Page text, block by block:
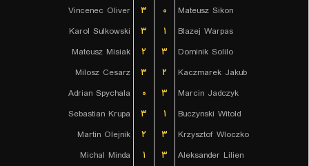
Vincenec Oliver
۳ ۰
Mateusz Sikon
Karol Sulkowski
۳ ۱
Blazej Warpas
Mateusz Misiak
۲ ۳
Dominik Solilo
Milosz Cesarz
۳ ۲
Kaczmarek Jakub
Adrian Spychala
۰ ۳
Marcin Jadczyk
Sebastian Krupa
۳ ۱
Buczynski Witold
Martin Olejnik
۲ ۳
Krzysztof Wloczko
Michal Minda
۱ ۳
Aleksander Lilien